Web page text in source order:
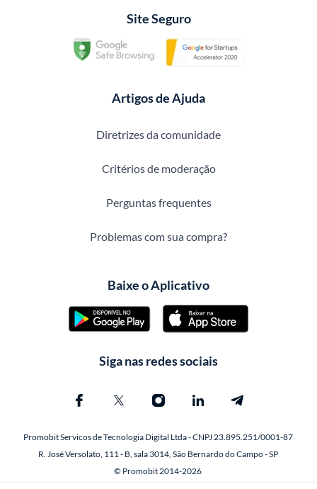
Site Seguro
Artigos de Ajuda
Diretrizes da comunidade
Critérios de moderação
Perguntas frequentes
Problemas com sua compra?
Baixe o Aplicativo
Siga nas redes sociais
Promobit Servicos de Tecnologia Digital Ltda - CNPJ 23.895.251/0001-87
R. José Versolato, 111 - B, sala 3014, São Bernardo do Campo - SP
© Promobit 2014-2026